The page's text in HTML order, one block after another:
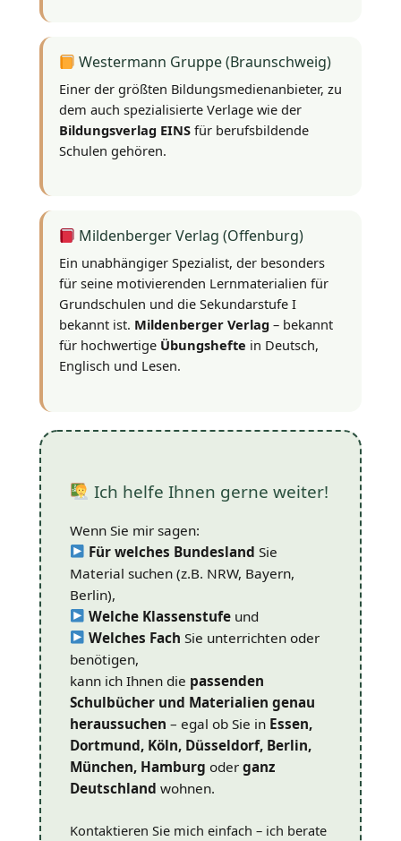
Westermann Gruppe (Braunschweig)
Einer der größten Bildungsmedienanbieter, zu
dem auch spezialisierte Verlage wie der
Bildungsverlag EINS für berufsbildende
Schulen gehören.
Mildenberger Verlag (Offenburg)
Ein unabhängiger Spezialist, der besonders
für seine motivierenden Lernmaterialien für
Grundschulen und die Sekundarstufe I
bekannt ist. Mildenberger Verlag – bekannt
für hochwertige Übungshefte in Deutsch,
Englisch und Lesen.
Ich helfe Ihnen gerne weiter!
Wenn Sie mir sagen:
Für welches Bundesland Sie
Material suchen (z.B. NRW, Bayern,
Berlin),
Welche Klassenstufe und
Welches Fach Sie unterrichten oder
benötigen,
kann ich Ihnen die passenden
Schulbücher und Materialien genau
heraussuchen – egal ob Sie in Essen,
Dortmund, Köln, Düsseldorf, Berlin,
München, Hamburg oder ganz
Deutschland wohnen.
Kontaktieren Sie mich einfach – ich berate